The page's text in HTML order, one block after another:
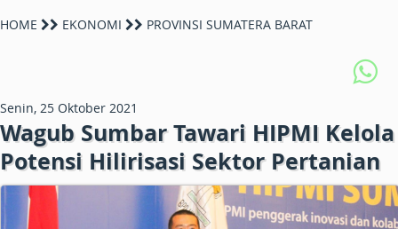
HOME EKONOMI PROVINSI SUMATERA BARAT
Senin, 25 Oktober 2021
Wagub Sumbar Tawari HIPMI Kelola
Potensi Hilirisasi Sektor Pertanian